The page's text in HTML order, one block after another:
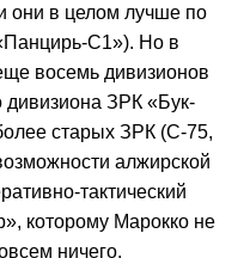
они в целом лучше по
С1»). Но в
восемь дивизионов
ЗРК «Бук-
старых ЗРК (С-75,
алжирской
тактический
которому Марокко не
ничего.